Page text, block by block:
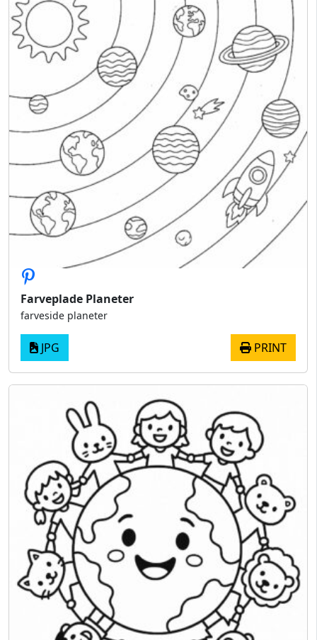
Farveplade Planeter
farveside planeter
JPG PRINT